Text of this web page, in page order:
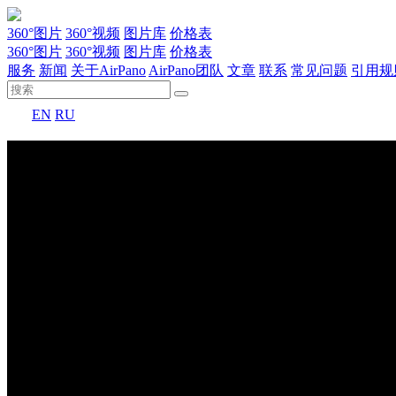
360°图片 360°视频 图片库 价格表
360°图片 360°视频 图片库 价格表
服务 新闻 关于AirPano AirPano团队 文章 联系 常见问题 引用
EN RU